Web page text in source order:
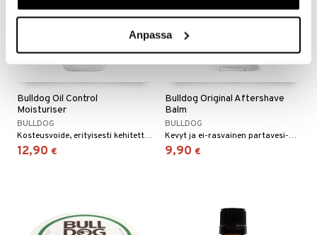
Anpassa
Bulldog Oil Control
Moisturiser
BULLDOG
Kosteusvoide, erityisesti kehitetty miehille, joilla on rasvainen ja kiiltävä iho
12,90 €
Bulldog Original Aftershave
Balm
BULLDOG
Kevyt ja ei-rasvainen partavesi-balsami, se ei jätä tahmeaa tunnetta käytön jälkeen
9,90 €